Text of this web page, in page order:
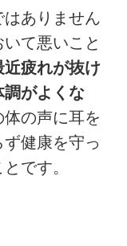
ありません
て悪いこと
近疲れが抜け
調がよくな
の声に耳を
健康を守っ
です。